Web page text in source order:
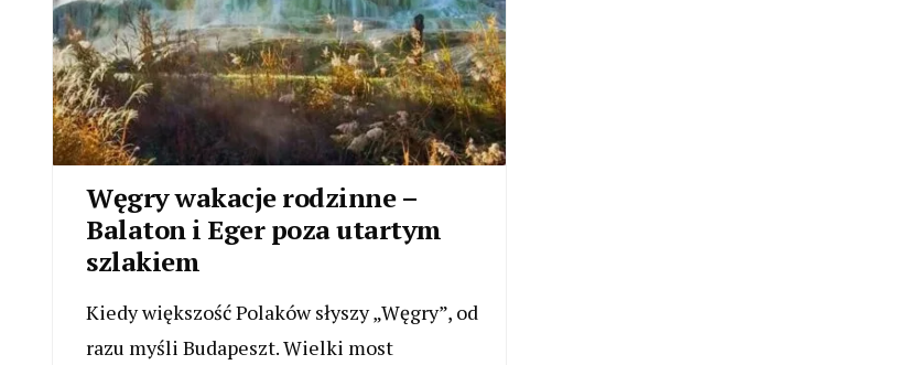
Węgry wakacje rodzinne –
Balaton i Eger poza utartym
szlakiem
Kiedy większość Polaków słyszy „Węgry”, od
razu myśli Budapeszt. Wielki most